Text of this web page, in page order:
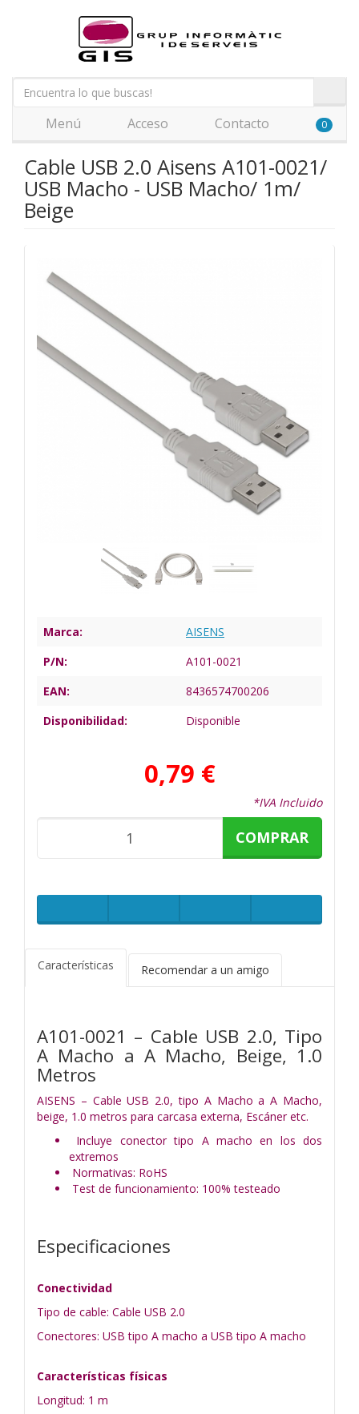
Menú Acceso Contacto 0
Cable USB 2.0 Aisens A101-0021/
USB Macho - USB Macho/ 1m/
Beige
Marca:
AISENS
P/N:
A101-0021
EAN:
8436574700206
Disponibilidad:
Disponible
0,79 €
*IVA Incluido
COMPRAR
Características Recomendar a un amigo
A101-0021 – Cable USB 2.0, Tipo
A Macho a A Macho, Beige, 1.0
Metros
AISENS – Cable USB 2.0, tipo A Macho a A Macho,
beige, 1.0 metros para carcasa externa, Escáner etc.
Incluye conector tipo A macho en los dos
extremos
Normativas: RoHS
Test de funcionamiento: 100% testeado
Especificaciones
Conectividad
Tipo de cable: Cable USB 2.0
Conectores: USB tipo A macho a USB tipo A macho
Características físicas
Longitud: 1 m